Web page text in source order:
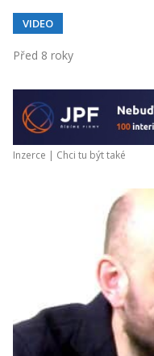
VIDEO
Před 8 roky
Inzerce | Chci tu být také